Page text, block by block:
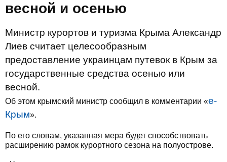
весной и осенью
Министр курортов и туризма Крыма Александр
Лиев считает целесообразным
предоставление украинцам путевок в Крым за
государственные средства осенью или
весной.
Об этом крымский министр сообщил в комментарии «е-
Крым».
По его словам, указанная мера будет способствовать
расширению рамок курортного сезона на полуострове.